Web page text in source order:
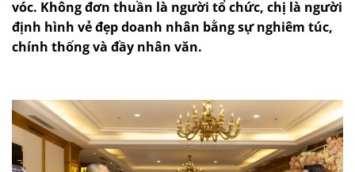
vóc. Không đơn thuần là người tổ chức, chị là người
định hình vẻ đẹp doanh nhân bằng sự nghiêm túc,
chính thống và đầy nhân văn.